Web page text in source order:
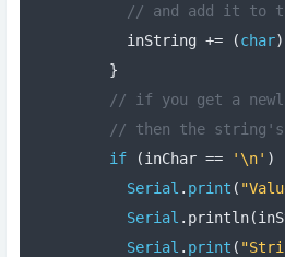
// and add it to
      inString
+= (char)
}
// if you get a
// then the string's
if
(inChar == '\n' )
Serial . print (
Serial . println(
Serial . print (